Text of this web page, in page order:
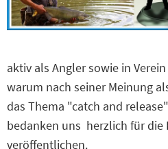
aktiv als Angler sowie in
warum nach seiner Meinung
das Thema "catch and
bedanken uns herzlich für die
veröffentlichen.